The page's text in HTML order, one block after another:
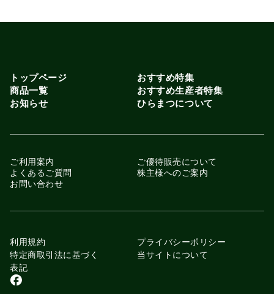
トップページ
商品一覧
お知らせ
おすすめ特集
おすすめ生産者特集
ひらまつについて
ご利用案内
よくあるご質問
お問い合わせ
ご優待販売について
株主様へのご案内
利用規約
プライバシーポリシー
特定商取引法に基づく
表記
当サイトについて